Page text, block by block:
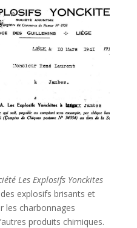
Les Explosifs Yonckites
explosifs brisants et
les charbonnages
produits chimiques.